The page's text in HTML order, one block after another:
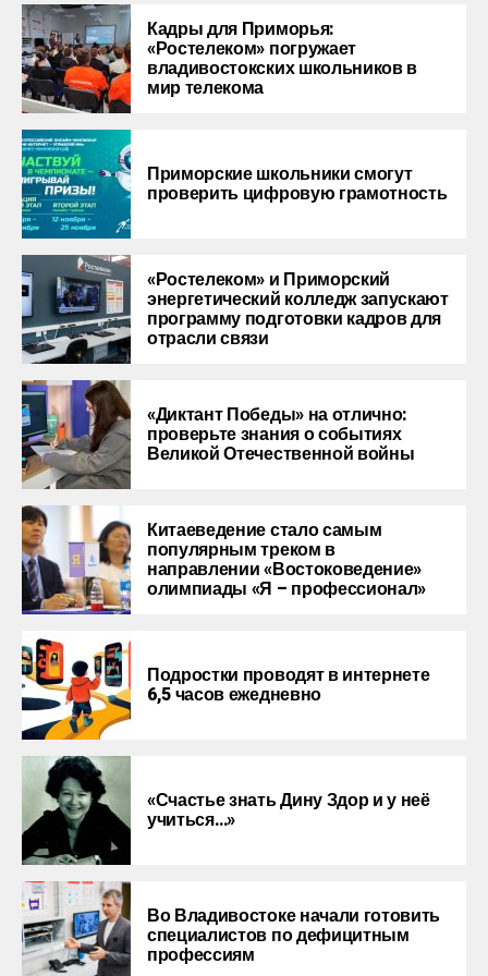
Кадры для Приморья:
«Ростелеком» погружает
владивостокских школьников в
мир телекома
Приморские школьники смогут
проверить цифровую грамотность
«Ростелеком» и Приморский
энергетический колледж запускают
программу подготовки кадров для
отрасли связи
«Диктант Победы» на отлично:
проверьте знания о событиях
Великой Отечественной войны
Китаеведение стало самым
популярным треком в
направлении «Востоковедение»
олимпиады «Я – профессионал»
Подростки проводят в интернете
6,5 часов ежедневно
«Счастье знать Дину Здор и у неё
учиться…»
Во Владивостоке начали готовить
специалистов по дефицитным
профессиям